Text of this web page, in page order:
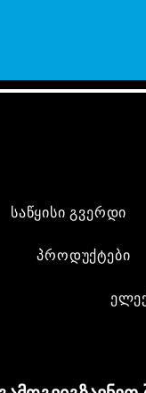
საწყისი გვერდი
პროდუქტები